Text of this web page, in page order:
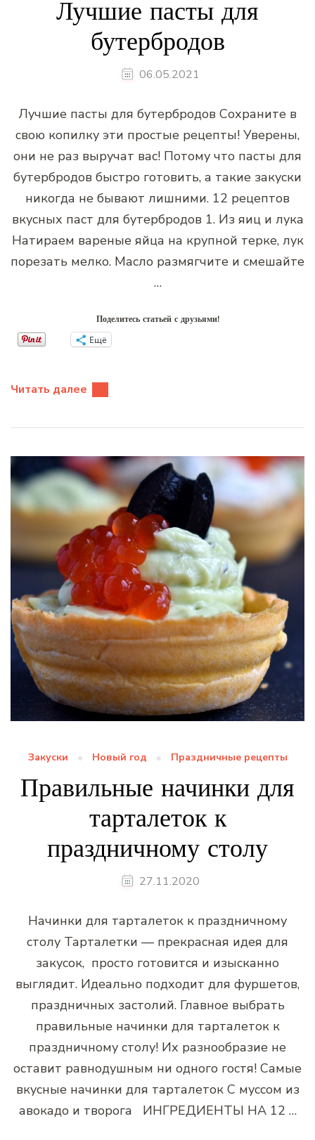
Лучшие пасты для
бутербродов
06.05.2021
Лучшие пасты для бутербродов Сохраните в
свою копилку эти простые рецепты! Уверены,
они не раз выручат вас! Потому что пасты для
бутербродов быстро готовить, а такие закуски
никогда не бывают лишними. 12 рецептов
вкусных паст для бутербродов 1. Из яиц и лука
Натираем вареные яйца на крупной терке, лук
порезать мелко. Масло размягчите и смешайте
…
Поделитесь статьей с друзьями!
Ещё
Читать далее
Закуски Новый год Праздничные рецепты
Правильные начинки для
тарталеток к
праздничному столу
27.11.2020
Начинки для тарталеток к праздничному
столу Тарталетки — прекрасная идея для
закусок, просто готовится и изысканно
выглядит. Идеально подходит для фуршетов,
праздничных застолий. Главное выбрать
правильные начинки для тарталеток к
праздничному столу! Их разнообразие не
оставит равнодушным ни одного гостя! Самые
вкусные начинки для тарталеток С муссом из
авокадо и творога ИНГРЕДИЕНТЫ НА 12 …